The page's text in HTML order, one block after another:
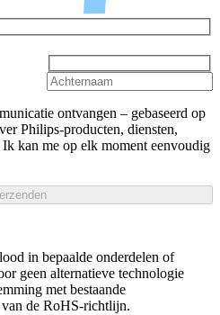
ontvangen – gebaseerd op
Philips-producten, diensten,
kan me op elk moment eenvoudig
in bepaalde onderdelen of
geen alternatieve technologie
met bestaande
de RoHS-richtlijn.